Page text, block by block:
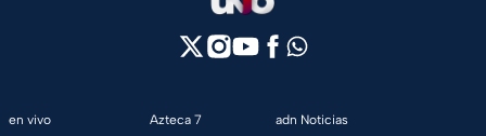
en vivo
Azteca 7
adn Noticias